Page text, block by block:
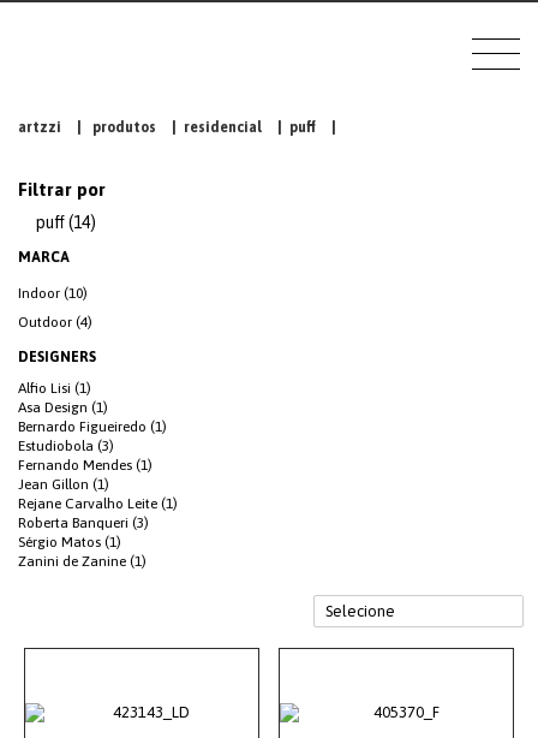
artzzi produtos residencial puff
Filtrar por
puff (14)
MARCA
Indoor (10)
Outdoor (4)
DESIGNERS
Alfio Lisi (1)
Asa Design (1)
Bernardo Figueiredo (1)
Estudiobola (3)
Fernando Mendes (1)
Jean Gillon (1)
Rejane Carvalho Leite (1)
Roberta Banqueri (3)
Sérgio Matos (1)
Zanini de Zanine (1)